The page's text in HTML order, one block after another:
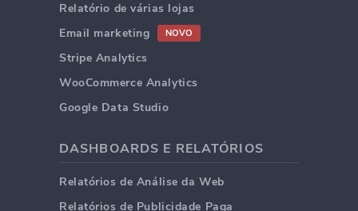
Relatório de várias lojas
Email marketing
NOVO
Stripe Analytics
WooCommerce Analytics
Google Data Studio
DASHBOARDS E RELATÓRIOS
Relatórios de Análise da Web
Relatórios de Publicidade Paga